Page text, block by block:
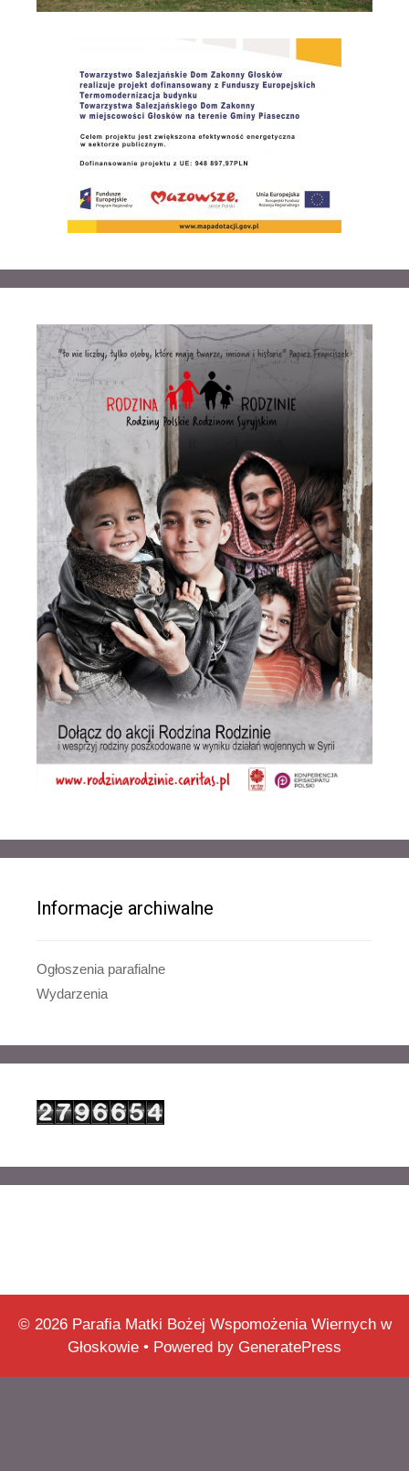
Informacje archiwalne
Ogłoszenia parafialne
Wydarzenia
© 2026 Parafia Matki Bożej Wspomożenia Wiernych w
Głoskowie • Powered by GeneratePress